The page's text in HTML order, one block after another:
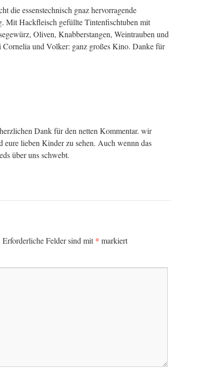
die essenstechnisch gnaz hervorragende
Mit Hackfleisch gefüllte Tintenfischtuben mit
Oliven, Knabberstangen, Weintrauben und
und Volker: ganz großes Kino. Danke für
Dank für den netten Kommentar. wir
eure lieben Kinder zu sehen. Auch wennn das
über uns schwebt.
Erforderliche Felder sind mit* markiert